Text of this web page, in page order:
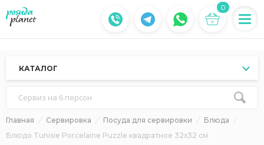
0
КАТАЛОГ
Сервиз на 6 персон
Главная Сервировка Посуда для сервировки
Блюда
Блюдо Tunisie Porcelaine Puzzle квадратное 32х32 см